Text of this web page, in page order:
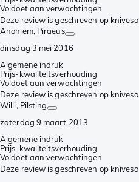
Voldoet aan verwachtingen
Deze review is geschreven op
Anoniem, Piraeus
dinsdag 3 mei 2016
Algemene indruk
Prijs-kwaliteitsverhouding
Voldoet aan verwachtingen
Deze review is geschreven op
Willi, Pilsting
zaterdag 9 maart 2013
Algemene indruk
Prijs-kwaliteitsverhouding
Voldoet aan verwachtingen
Deze review is geschreven op